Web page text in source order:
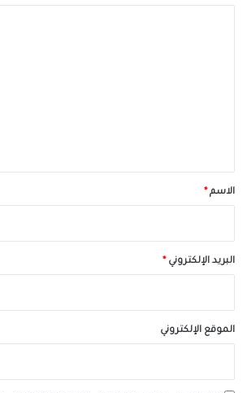
*الاسم*
البريد الإلكتروني*
الموقع الإلكتروني